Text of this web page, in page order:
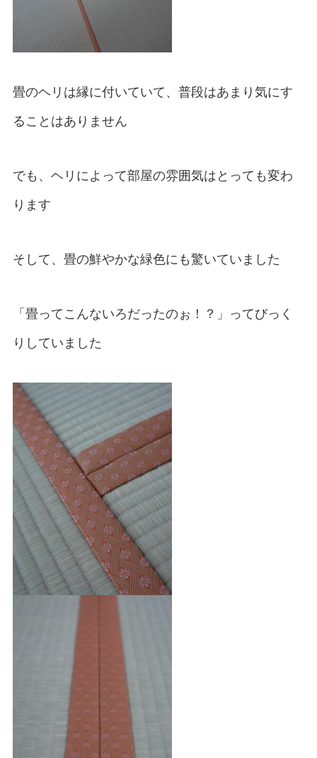
畳のヘリは縁に付いていて、普段はあまり気にす
ることはありません
でも、ヘリによって部屋の雰囲気はとっても変わ
ります
そして、畳の鮮やかな緑色にも驚いていました
「畳ってこんないろだったのぉ！？」ってびっく
りしていました